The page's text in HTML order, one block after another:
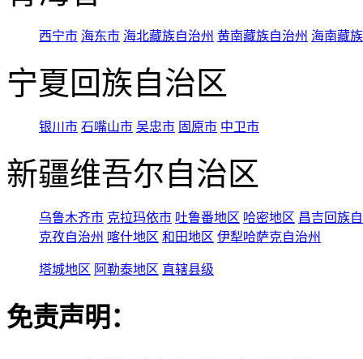
西宁市 海东市 海北藏族自治州 黄南藏族自治州 海南藏
宁夏回族自治区
银川市 石嘴山市 吴忠市 固原市 中卫市
新疆维吾尔自治区
乌鲁木齐市 克拉玛依市 吐鲁番地区 哈密地区 昌吉回族
克孜自治州 喀什地区 和田地区 伊犁哈萨克自治州
塔城地区 阿勒泰地区 直辖县级
免责声明：